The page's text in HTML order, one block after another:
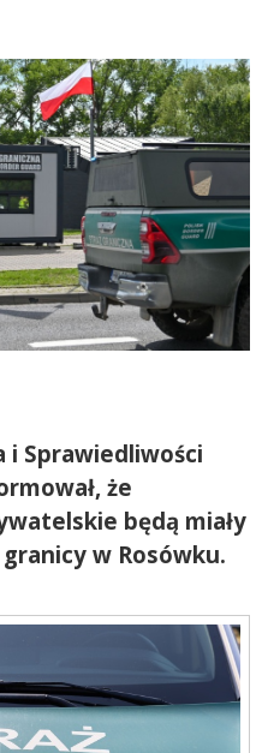
i Sprawiedliwości
że
będą miały
w Rosówku.